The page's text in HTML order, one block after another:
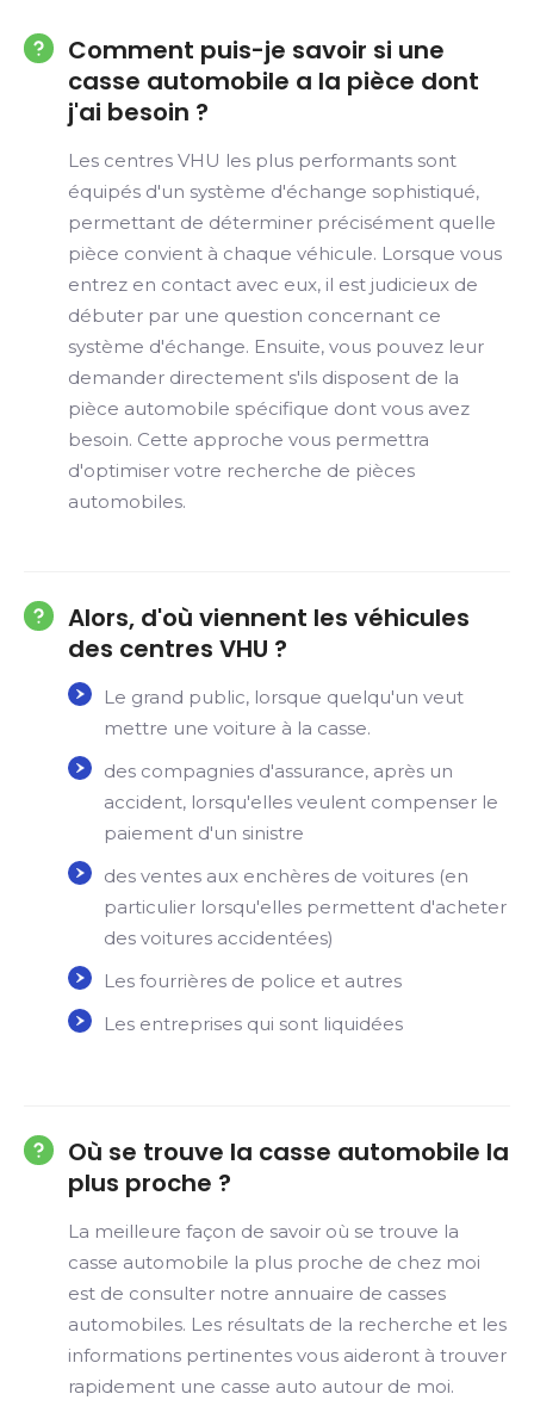
Comment puis-je savoir si une
casse automobile a la pièce dont
j'ai besoin ?
Les centres VHU les plus performants sont
équipés d'un système d'échange sophistiqué,
permettant de déterminer précisément quelle
pièce convient à chaque véhicule. Lorsque vous
entrez en contact avec eux, il est judicieux de
débuter par une question concernant ce
système d'échange. Ensuite, vous pouvez leur
demander directement s'ils disposent de la
pièce automobile spécifique dont vous avez
besoin. Cette approche vous permettra
d'optimiser votre recherche de pièces
automobiles.
Alors, d'où viennent les véhicules
des centres VHU ?
Le grand public, lorsque quelqu'un veut
mettre une voiture à la casse.
des compagnies d'assurance, après un
accident, lorsqu'elles veulent compenser le
paiement d'un sinistre
des ventes aux enchères de voitures (en
particulier lorsqu'elles permettent d'acheter
des voitures accidentées)
Les fourrières de police et autres
Les entreprises qui sont liquidées
Où se trouve la casse automobile la
plus proche ?
La meilleure façon de savoir où se trouve la
casse automobile la plus proche de chez moi
est de consulter notre annuaire de casses
automobiles. Les résultats de la recherche et les
informations pertinentes vous aideront à trouver
rapidement une casse auto autour de moi.